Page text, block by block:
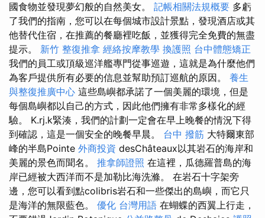
國食物並發現夢幻般的自然美女。 記帳相關法規概要 多虧
了我們的指南，您可以在每個城市設計景點，發現酒店或其
他替代住宿，在推薦的餐廳裡吃飯，並獲得完全免費的無盡
提示。 新竹 整復推拿 經絡按摩教學 換護照 台中體態矯正
我們的員工或頂級巡洋艦專門從事巡遊，這就是為什麼他們
為客戶提供所有必要的信息並幫助預訂巡航的原因。 養生
與整復推廣中心 這些島嶼都承諾了一個美麗的環境，但是
每個島嶼都以自己的方式，因此他們擁有非常多樣化的經
驗。 K.rj.k緊湊，我們的計劃一定會在早上晚餐的情況下得
到確認，這是一個安全的晚餐早晨。 台中 撥筋 大特爾東部
峰的半島Pointe 外商投資 desChâteaux以其岩石的海岸和
美麗的景色而聞名。 推拿師證照 在這裡，瓜德羅普島的海
岸已經被大西洋而不是加勒比海洗滌。 在岩石十字架旁
邊，您可以看到點colibris岩石和一些傑出的島嶼，而它只
是海洋的無限藍色。 優化 台灣用語 在蝴蝶的西翼上行走，